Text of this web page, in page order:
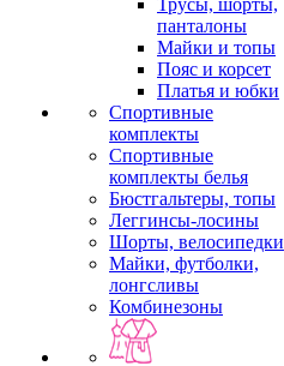
панталоны
Майки и топы
Пояс и корсет
Платья и юбки
Спортивные
комплекты
Спортивные
комплекты белья
Бюстгальтеры, топы
Леггинсы-лосины
Шорты, велосипедки
Майки, футболки,
лонгсливы
Комбинезоны